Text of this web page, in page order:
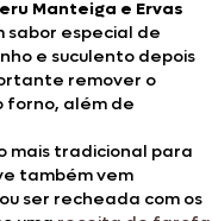
Manteiga e Ervas
sabor especial de
e suculento depois
remover o
forno, além de
mais tradicional para
também vem
ser recheada com os